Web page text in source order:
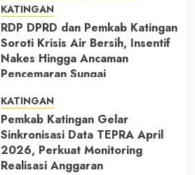
KATINGAN
RDP DPRD dan Pemkab Katingan
Soroti Krisis Air Bersih, Insentif
Nakes Hingga Ancaman
Pencemaran Sungai
KATINGAN
Pemkab Katingan Gelar
Sinkronisasi Data TEPRA April
2026, Perkuat Monitoring
Realisasi Anggaran